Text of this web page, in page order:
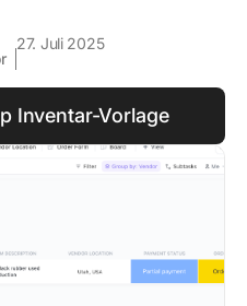
27. Juli 2025
Inventar-Vorlage